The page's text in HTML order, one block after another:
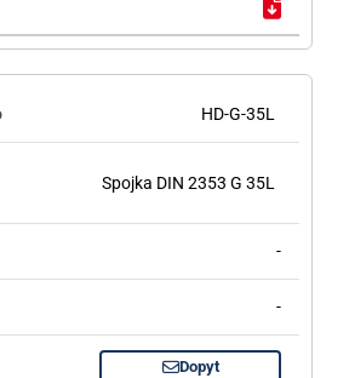
HD-G-35L
Spojka DIN 2353 G 35L
-
-
Dopyt